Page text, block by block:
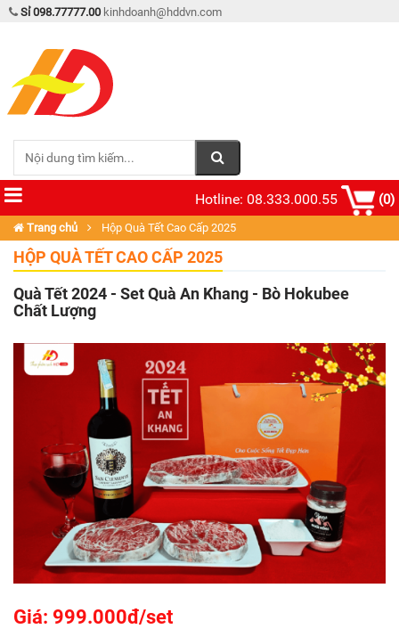
Sỉ 098.77777.00 kinhdoanh@hddvn.com
Hotline: 08.333.000.55 (0)
Trang chủ Hộp Quà Tết Cao Cấp 2025
HỘP QUÀ TẾT CAO CẤP 2025
Quà Tết 2024 - Set Quà An Khang - Bò Hokubee
Chất Lượng
Giá: 999.000đ/set